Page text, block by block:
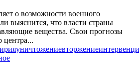
о возможности военного
выяснится, что власти страны
вещества. Свои прогнозы
центра...
уничтожениевторжение